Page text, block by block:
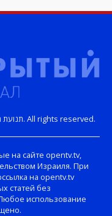
Copyright © Открытый телеканал. תנועת הערבות. All rights reserved.
на сайте opentv.tv,
Израиля. При
на opentv.tv
статей без
использование